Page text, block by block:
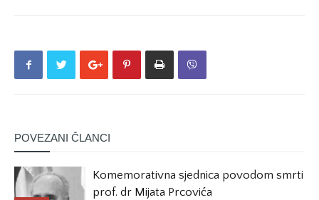
POVEZANI ČLANCI
Komemorativna sjednica povodom smrti
prof. dr Mijata Prcovića